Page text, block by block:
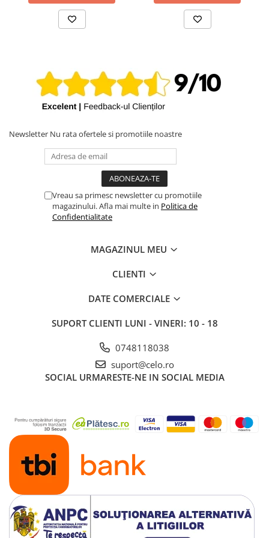
iPhone X
iPhone 7
iPhone SE 2020 2nd
iPhone SE 2022 3rd
iPhone 6 Plus
Top Piese iPhone
Baterie iPhone
iPad Pro 11″ (1st gen - 2018)
iPad Pro 11″ (2nd gen - 2020)
iPad Pro 11″ (3rd gen - 2021)
iPad Pro 12.9″ (1st gen - 2015)
iPad Pro 12.9″ (4th gen - 2020)
iPad Pro 12.9″ (5th gen - 2021)
iPad Pro 12.9″ (6th gen - 2022)
iPad Pro 9.7″ (2016)
iPad
iPad (4th gen)
iPad 9.7″ (5th gen - 2017)
iPad 9.7″ (6th gen - 2018)
Newsletter Nu rata ofertele si promotiile noastre
Vreau sa primesc newsletter cu promotiile
magazinului. Afla mai multe in Politica de
Confidentialitate
MAGAZINUL MEU
CLIENTI
DATE COMERCIALE
SUPORT CLIENTI LUNI - VINERI: 10 - 18
0748118038
suport@celo.ro
SOCIAL URMARESTE-NE IN SOCIAL MEDIA